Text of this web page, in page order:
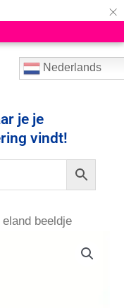
×
Nederlands
je je
vindt!
beeldje